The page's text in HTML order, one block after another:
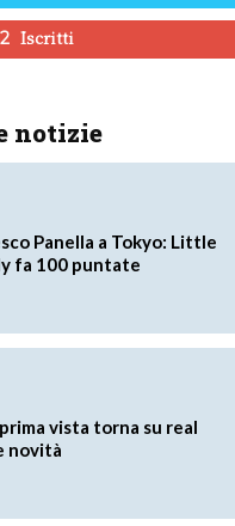
Iscritti
notizie
Panella a Tokyo: Little
fa 100 puntate
prima vista torna su real
novità